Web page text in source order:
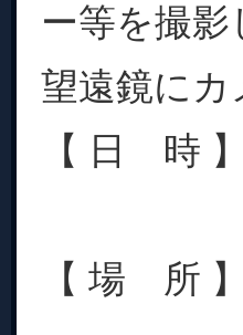
ー等を撮
望遠鏡に
【 日 時
第3回
【 場 所